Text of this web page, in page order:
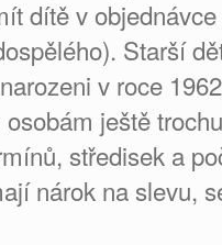
dítě v
Starší
v roce
ještě
středisek a
nárok na slevu,